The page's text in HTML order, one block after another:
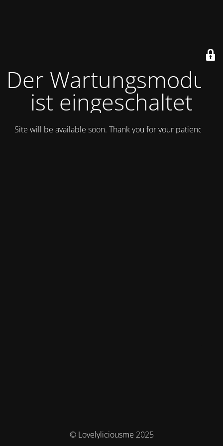
Der Wartungsmodus
ist eingeschaltet
Site will be available soon. Thank you for your patience!
© Lovelyliciousme 2025